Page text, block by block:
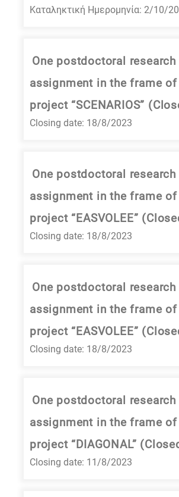
Καταληκτική Ημερομηνία: 2/10/
One postdoctoral research
assignment in the frame of
project “SCENARIOS”
Closing date: 18/8/2023
One postdoctoral research
assignment in the frame of
project “EASVOLEE”
Closing date: 18/8/2023
One postdoctoral research
assignment in the frame of
project “EASVOLEE”
Closing date: 18/8/2023
One postdoctoral research
assignment in the frame of
project “DIAGONAL”
Closing date: 11/8/2023